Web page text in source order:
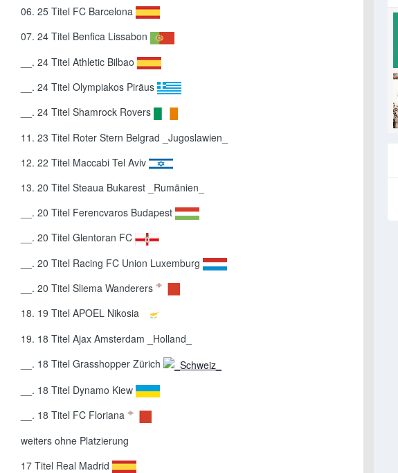
06. 25 Titel FC Barcelona
07. 24 Titel Benfica Lissabon
__. 24 Titel Athletic Bilbao
__. 24 Titel Olympiakos Piräus
__. 24 Titel Shamrock Rovers
11. 23 Titel Roter Stern Belgrad _Jugoslawien_
12. 22 Titel Maccabi Tel Aviv
13. 20 Titel Steaua Bukarest _Rumänien_
__. 20 Titel Ferencvaros Budapest
__. 20 Titel Glentoran FC
__. 20 Titel Racing FC Union Luxemburg
__. 20 Titel Sliema Wanderers
18. 19 Titel APOEL Nikosia
19. 18 Titel Ajax Amsterdam _Holland_
__. 18 Titel Grasshopper Zürich
__. 18 Titel Dynamo Kiew
__. 18 Titel FC Floriana
weiters ohne Platzierung
17 Titel Real Madrid